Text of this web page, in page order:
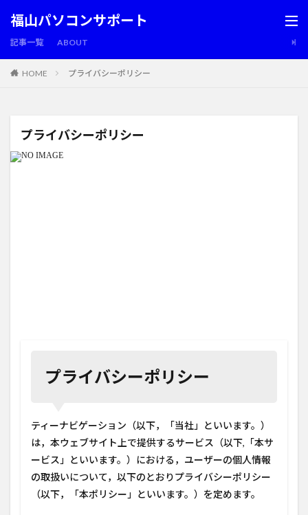
福山パソコンサポート
記事一覧 ABOUT
HOME プライバシーポリシー
プライバシーポリシー
プライバシーポリシー
ティーナビゲーション（以下，「当社」といいます。）
は，本ウェブサイト上で提供するサービス（以下,「本サ
ービス」といいます。）における，ユーザーの個人情報
の取扱いについて，以下のとおりプライバシーポリシー
（以下，「本ポリシー」といいます。）を定めます。